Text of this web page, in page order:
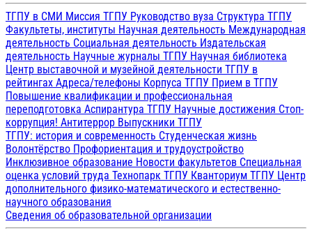
ТГПУ в СМИ Миссия ТГПУ Руководство вуза Структура ТГПУ
Факультеты, институты Научная деятельность Международная
деятельность Социальная деятельность Издательская
деятельность Научные журналы ТГПУ Научная библиотека
Центр выставочной и музейной деятельности ТГПУ в
рейтингах Адреса/телефоны Корпуса ТГПУ Прием в ТГПУ
Повышение квалификации и профессиональная
переподготовка Аспирантура ТГПУ Научные достижения Стоп-
коррупция! Антитеррор Выпускники ТГПУ
ТГПУ: история и современность Студенческая жизнь
Волонтёрство Профориентация и трудоустройство
Инклюзивное образование Новости факультетов Специальная
оценка условий труда Технопарк ТГПУ Кванториум ТГПУ Центр
дополнительного физико-математического и естественно-
научного образования
Сведения об образовательной организации